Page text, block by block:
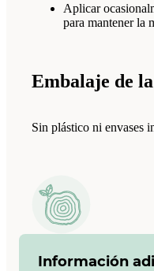
Aplicar
para mantener la
Embalaje de
Sin plástico ni envases
Información